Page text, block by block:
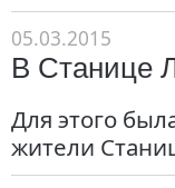
05.03.2015
В Станице
Для этого
жители